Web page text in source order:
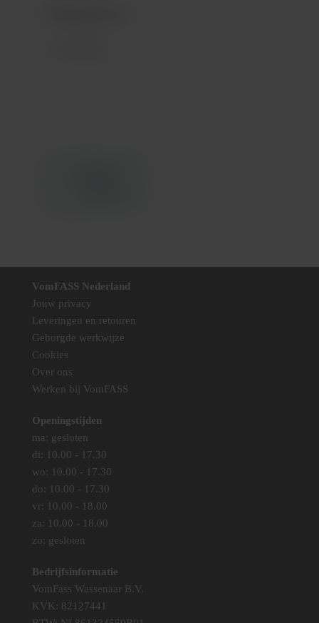
VomFASS Nederland
Jouw privacy
Leveringen en retouren
Geborgde werkwijze
Cookies
Over ons
Werken bij VomFASS
Openingstijden
ma: gesloten
di: 10.00 - 17.30
wo: 10.00 - 17.30
do: 10.00 - 17.30
vr: 10.00 - 18.00
za: 10.00 - 18.00
zo: gesloten
Bedrijfsinformatie
VomFass Wassenaar B.V.
KVK: 82127441